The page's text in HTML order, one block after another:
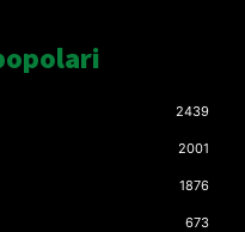
2439
2001
1876
673